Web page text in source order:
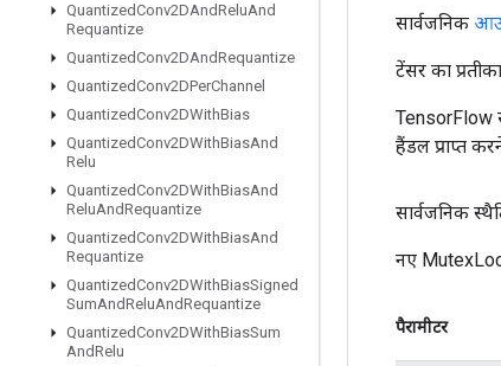
QuantizedConv2DAndReluAnd
Requantize
QuantizedConv2DAndRequantize
QuantizedConv2DPerChannel
QuantizedConv2DWithBias
QuantizedConv2DWithBiasAnd
Relu
QuantizedConv2DWithBiasAnd
ReluAndRequantize
QuantizedConv2DWithBiasAnd
Requantize
QuantizedConv2DWithBiasSigned
SumAndReluAndRequantize
QuantizedConv2DWithBiasSum
AndRelu
सार्वजनिक
टेंसर का
TensorFlow
हैंडल प्राप्त
सार्वजनिक
नए
पैरामीटर